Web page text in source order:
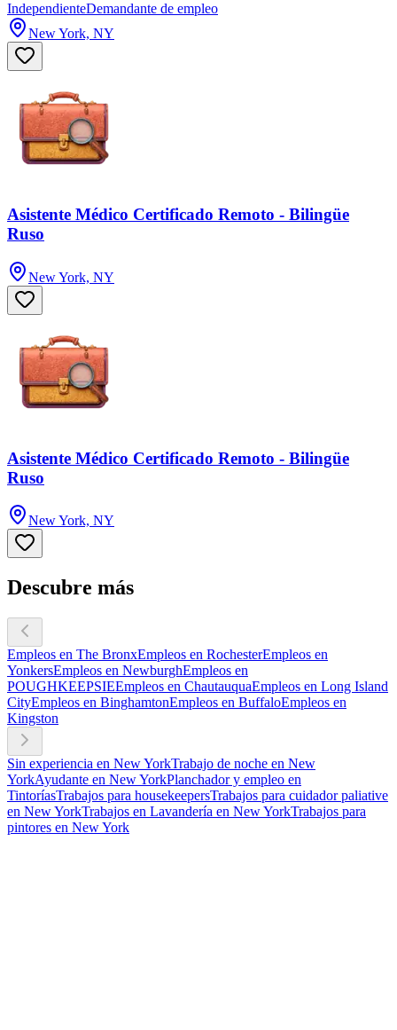
IndependienteDemandante de empleo
New York, NY
Asistente Médico Certificado Remoto - Bilingüe
Ruso
New York, NY
Asistente Médico Certificado Remoto - Bilingüe
Ruso
New York, NY
Descubre más
Empleos en The BronxEmpleos en RochesterEmpleos en
YonkersEmpleos en NewburghEmpleos en
POUGHKEEPSIEEmpleos en ChautauquaEmpleos en Long Island
CityEmpleos en BinghamtonEmpleos en BuffaloEmpleos en
Kingston
Sin experiencia en New YorkTrabajo de noche en New
YorkAyudante en New YorkPlanchador y empleo en
TintoríasTrabajos para housekeepersTrabajos para cuidador paliative
en New YorkTrabajos en Lavandería en New YorkTrabajos para
pintores en New York